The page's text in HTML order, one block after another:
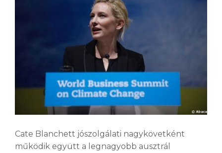
Cate Blanchett jószolgálati nagykövetként
működik együtt a legnagyobb ausztrál